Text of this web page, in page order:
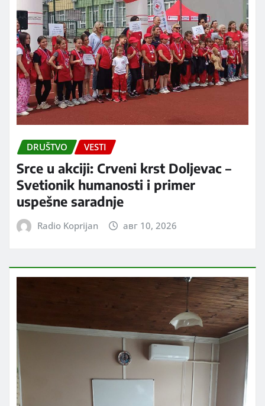
DRUŠTVO VESTI
Srce u akciji: Crveni krst Doljevac –
Svetionik humanosti i primer
uspešne saradnje
Radio Koprijan авг 10, 2026